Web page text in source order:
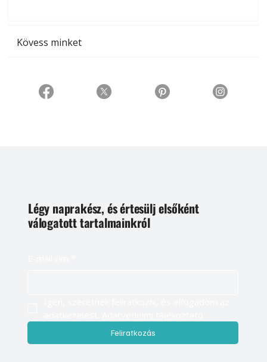
Kövess minket
Légy naprakész, és értesülj elsőként
válogatott tartalmainkról
Feliratkozás